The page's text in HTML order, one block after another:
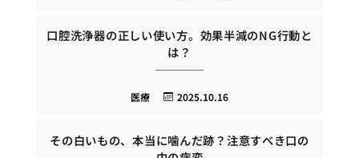
口腔洗浄器の正しい使い方。効果半減のNG行動と
は？
2025.10.16
医療
その白いもの、本当に噛んだ跡？注意すべき口の